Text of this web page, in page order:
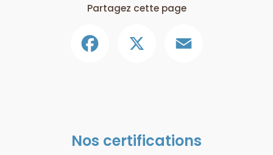
Partagez cette page
Nos certifications